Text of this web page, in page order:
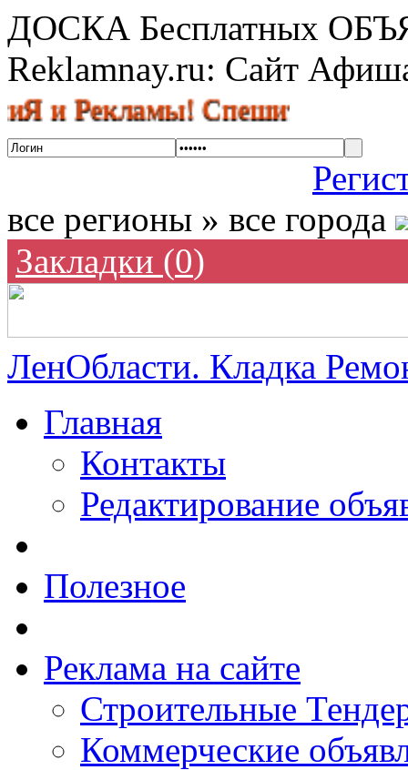
ДОСКА Бесплатных
Reklamnay.ru: Сайт
Спешите
все регионы » все города
Закладки (0)
ЛенОбласти. Кладка
Главная
Контакты
Редактирование
Полезное
Реклама на сайте
Строительные
Коммерческие